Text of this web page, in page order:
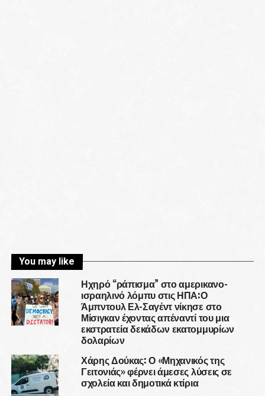
You may like
Ηχηρό “ράπισμα” στο αμερικανο-
ισραηλινό λόμπυ στις ΗΠΑ:Ο
Άμπντουλ Ελ-Σαγέντ νίκησε στο
Μίσιγκαν έχοντας απέναντί του μια
εκστρατεία δεκάδων εκατομμυρίων
δολαρίων
Χάρης Δούκας: Ο «Μηχανικός της
Γειτονιάς» φέρνει άμεσες λύσεις σε
σχολεία και δημοτικά κτίρια